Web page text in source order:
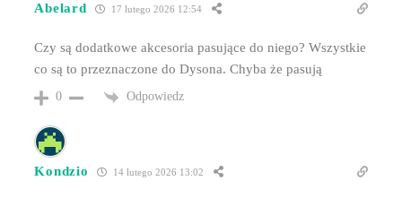
Abelard 17 lutego 2026 12:54
Czy są dodatkowe akcesoria pasujące do niego? Wszystkie
co są to przeznaczone do Dysona. Chyba że pasują
0 Odpowiedz
Kondzio 14 lutego 2026 13:02